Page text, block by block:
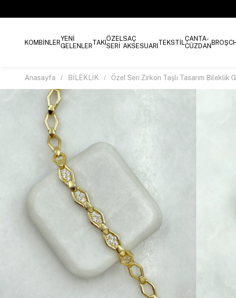
KOMBİNLERYENİ
GELENLERTAKIÖZEL
SERİ
SAÇ
AKSESUARI TEKSTİLÇANTA-
CÜZDANBROŞ
Anasayfa BİLEKLİK Özel Seri Zirkon Taşlı Tasarım Bileklik